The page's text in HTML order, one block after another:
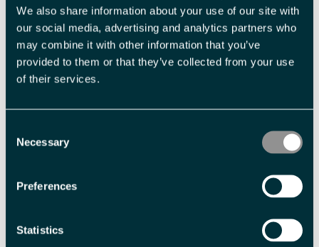
We also share information about your use of our site with
our social media, advertising and analytics partners who
may combine it with other information that you’ve
provided to them or that they’ve collected from your use
of their services.
Selection
Necessary
Preferences
Statistics
*